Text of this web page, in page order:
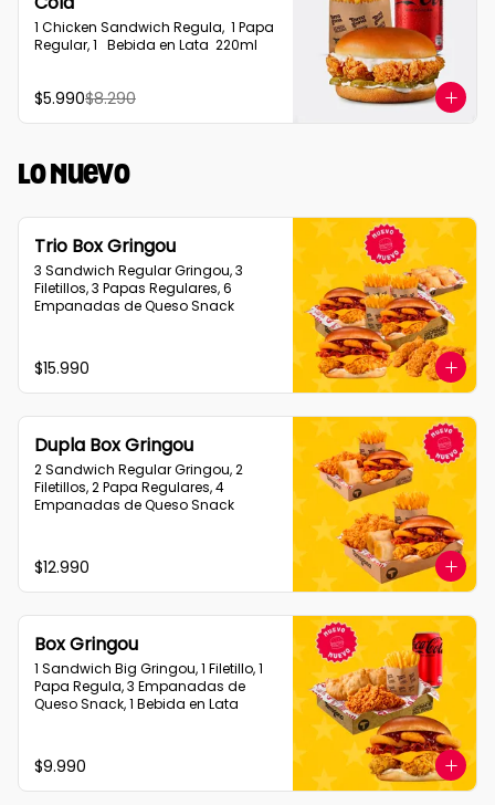
1 Chicken Sandwich Regula,  1 Papa
Regular, 1   Bebida en Lata  220ml
$5.990$8.290
Lo Nuevo
Trio Box Gringou
3 Sandwich Regular Gringou, 3
Filetillos, 3 Papas Regulares, 6
Empanadas de Queso Snack
$15.990
Dupla Box Gringou
2 Sandwich Regular Gringou, 2
Filetillos, 2 Papa Regulares, 4
Empanadas de Queso Snack
$12.990
Box Gringou
1 Sandwich Big Gringou, 1 Filetillo, 1
Papa Regula, 3 Empanadas de
Queso Snack, 1 Bebida en Lata
$9.990